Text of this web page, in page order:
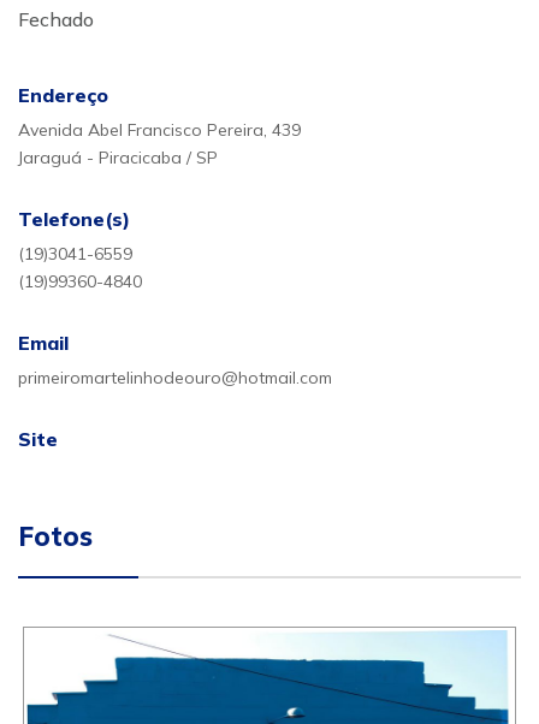
Fechado
Endereço
Avenida Abel Francisco Pereira, 439
Jaraguá - Piracicaba / SP
Telefone(s)
(19)3041-6559
(19)99360-4840
Email
primeiromartelinhodeouro@hotmail.com
Site
Fotos